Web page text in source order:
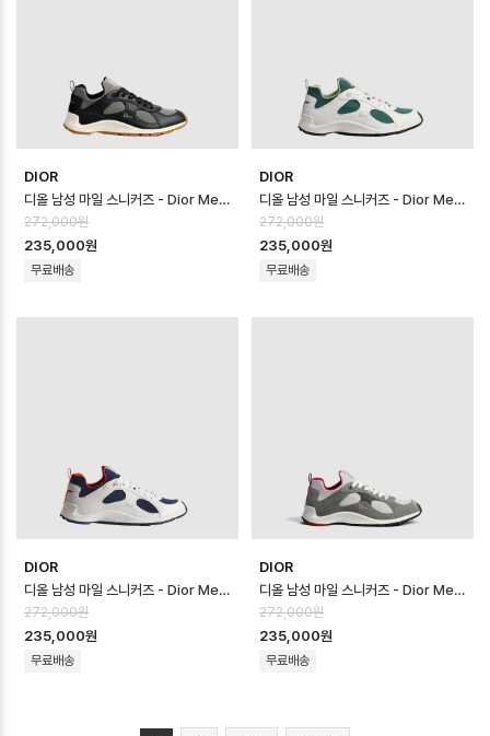
DIOR
디올 남성 마일 스니커즈 - Dior Mens Mile Sneaker - dis14543x
272,000원
235,000원
무료배송
DIOR
디올 남성 마일 스니커즈 - Dior Mens Mile Sneaker - dis14542x
272,000원
235,000원
무료배송
DIOR
디올 남성 마일 스니커즈 - Dior Mens Mile Sneaker - dis14541x
272,000원
235,000원
무료배송
DIOR
디올 남성 마일 스니커즈 - Dior Mens Mile Sneaker - dis14540x
272,000원
235,000원
무료배송